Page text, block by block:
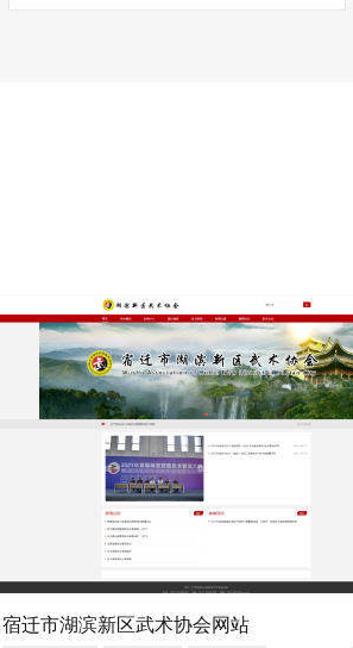
宿迁市湖滨新区武术协会网站